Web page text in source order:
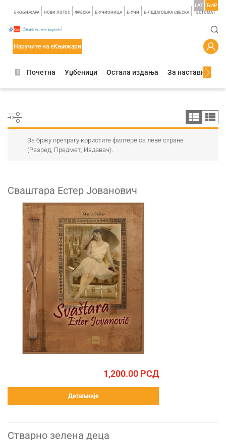
E-КЊИЖАРА НОВИ ЛОГОС ФРЕСКА E-УЧИОНИЦА E-УЧИ Е-ПЕДАГОШКА СВЕСКА TЕСТОМАТ
LAT ЋИР
Наручите на еКњижари
Почетна Уџбеници Остала издања За наставнике
За бржу претрагу користите филтере са леве стране
(Разред, Предмет, Издавач).
Сваштара Естер Јованович
1,200.00 РСД
Детаљније
Стварно зелена деца